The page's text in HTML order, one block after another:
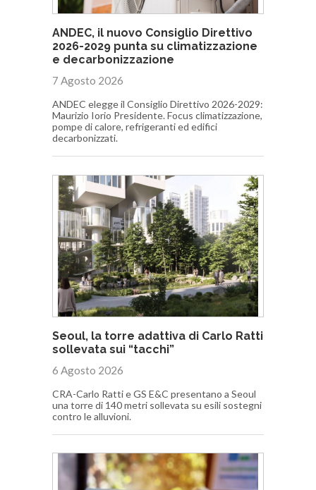
ANDEC, il nuovo Consiglio Direttivo
2026-2029 punta su climatizzazione
e decarbonizzazione
7 Agosto 2026
ANDEC elegge il Consiglio Direttivo 2026-2029:
Maurizio Iorio Presidente. Focus climatizzazione,
pompe di calore, refrigeranti ed edifici
decarbonizzati.
Seoul, la torre adattiva di Carlo Ratti
sollevata sui “tacchi”
6 Agosto 2026
CRA-Carlo Ratti e GS E&C presentano a Seoul
una torre di 140 metri sollevata su esili sostegni
contro le alluvioni.